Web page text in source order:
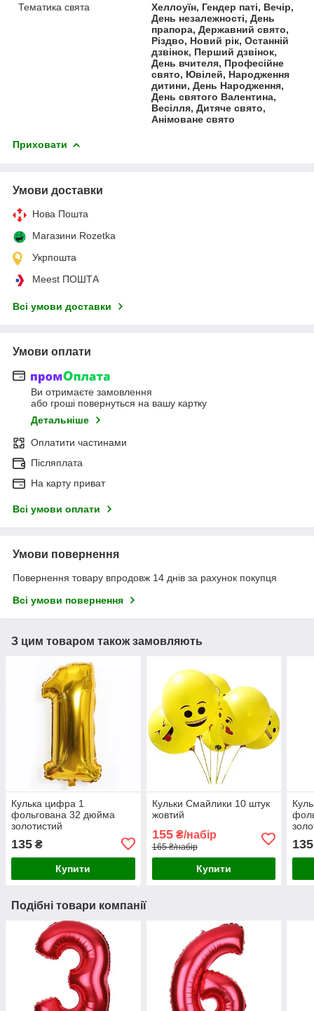
Тематика свята
Хеллоуїн, Гендер паті, Вечір,
День незалежності, День
прапора, Державний свято,
Різдво, Новий рік, Останній
дзвінок, Перший дзвінок,
День вчителя, Професійне
свято, Ювілей, Народження
дитини, День Народження,
День святого Валентина,
Весілля, Дитяче свято,
Анімоване свято
Приховати
Умови доставки
Нова Пошта
Магазини Rozetka
Укрпошта
Meest ПОШТА
Всі умови доставки
Умови оплати
Ви отримаєте замовлення
або гроші повернуться на вашу картку
Детальніше
Оплатити частинами
Післяплата
На карту приват
Всі умови оплати
Умови повернення
Повернення товару впродовж 14 днів за рахунок покупця
Всі умови повернення
З цим товаром також замовляють
Кулька цифра 1
фольгована 32 дюйма
золотистий
135 ₴
Купити
Кульки Смайлики 10 штук
жовтий
155₴/набір
165 ₴/набір
Купити
135
Подібні товари компанії